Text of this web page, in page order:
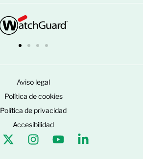
Aviso legal
Política de cookies
Política de privacidad
Accesibilidad